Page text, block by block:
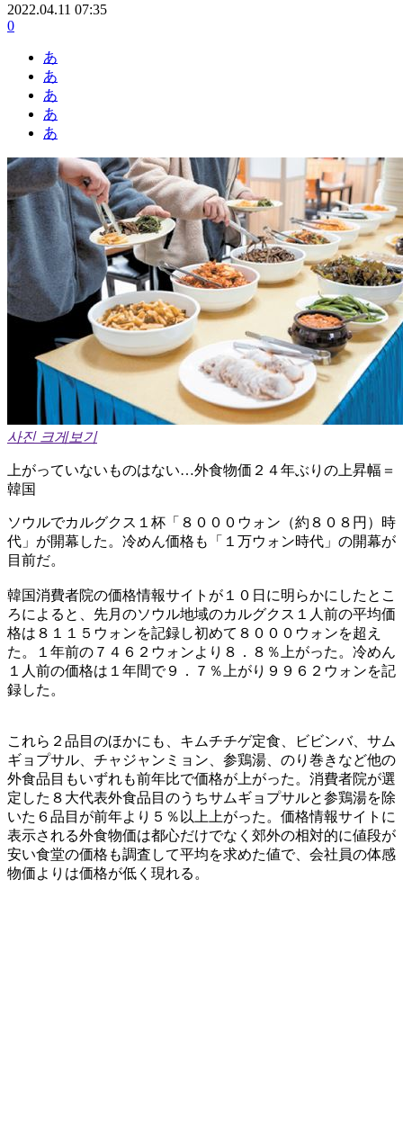
2022.04.11 07:35
0
あ
あ
あ
あ
あ
사진 크게보기
上がっていないものはない…外食物価２４年ぶりの上昇幅＝
韓国
ソウルでカルグクス１杯「８０００ウォン（約８０８円）時
代」が開幕した。冷めん価格も「１万ウォン時代」の開幕が
目前だ。
韓国消費者院の価格情報サイトが１０日に明らかにしたとこ
ろによると、先月のソウル地域のカルグクス１人前の平均価
格は８１１５ウォンを記録し初めて８０００ウォンを超え
た。１年前の７４６２ウォンより８．８％上がった。冷めん
１人前の価格は１年間で９．７％上がり９９６２ウォンを記
録した。
これら２品目のほかにも、キムチチゲ定食、ビビンバ、サム
ギョプサル、チャジャンミョン、参鶏湯、のり巻きなど他の
外食品目もいずれも前年比で価格が上がった。消費者院が選
定した８大代表外食品目のうちサムギョプサルと参鶏湯を除
いた６品目が前年より５％以上上がった。価格情報サイトに
表示される外食物価は都心だけでなく郊外の相対的に値段が
安い食堂の価格も調査して平均を求めた値で、会社員の体感
物価よりは価格が低く現れる。